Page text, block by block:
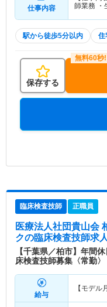
仕事内容
師業務 ・
駅から徒歩5分以内 住
保存する
臨床検査技師 正職員
医療法人社団貴山会
クの臨床検査技師求
【千葉県／柏市】年間
床検査技師募集〈常勤〉
給与
【モデル